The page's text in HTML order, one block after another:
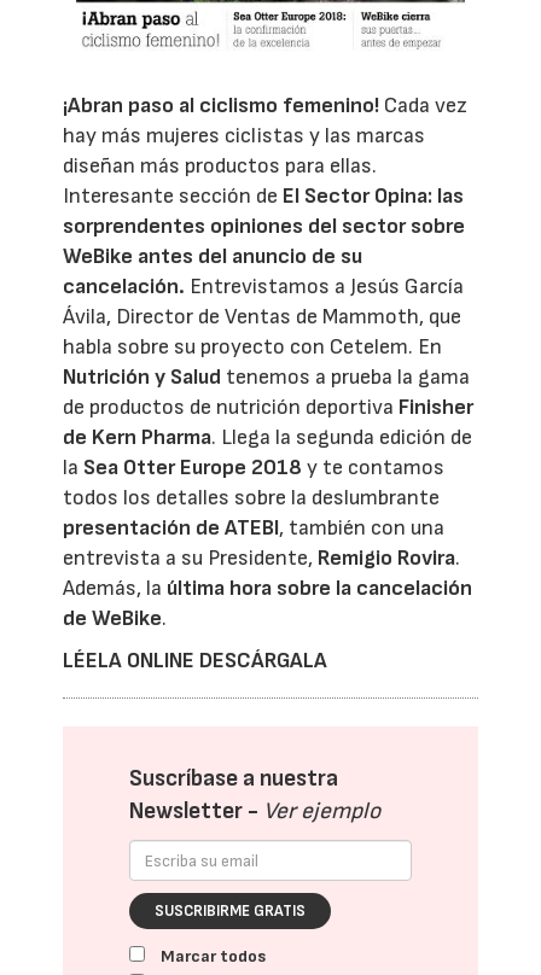
¡Abran paso al ciclismo femenino! Cada vez
hay más mujeres ciclistas y las marcas
diseñan más productos para ellas.
Interesante sección de El Sector Opina: las
sorprendentes opiniones del sector sobre
WeBike antes del anuncio de su
cancelación. Entrevistamos a Jesús García
Ávila, Director de Ventas de Mammoth, que
habla sobre su proyecto con Cetelem. En
Nutrición y Salud tenemos a prueba la gama
de productos de nutrición deportiva Finisher
de Kern Pharma. Llega la segunda edición de
la Sea Otter Europe 2018 y te contamos
todos los detalles sobre la deslumbrante
presentación de ATEBI, también con una
entrevista a su Presidente, Remigio Rovira.
Además, la última hora sobre la cancelación
de WeBike.
LÉELA ONLINE DESCÁRGALA
Suscríbase a nuestra
Newsletter - Ver ejemplo
SUSCRIBIRME GRATIS
Marcar todos